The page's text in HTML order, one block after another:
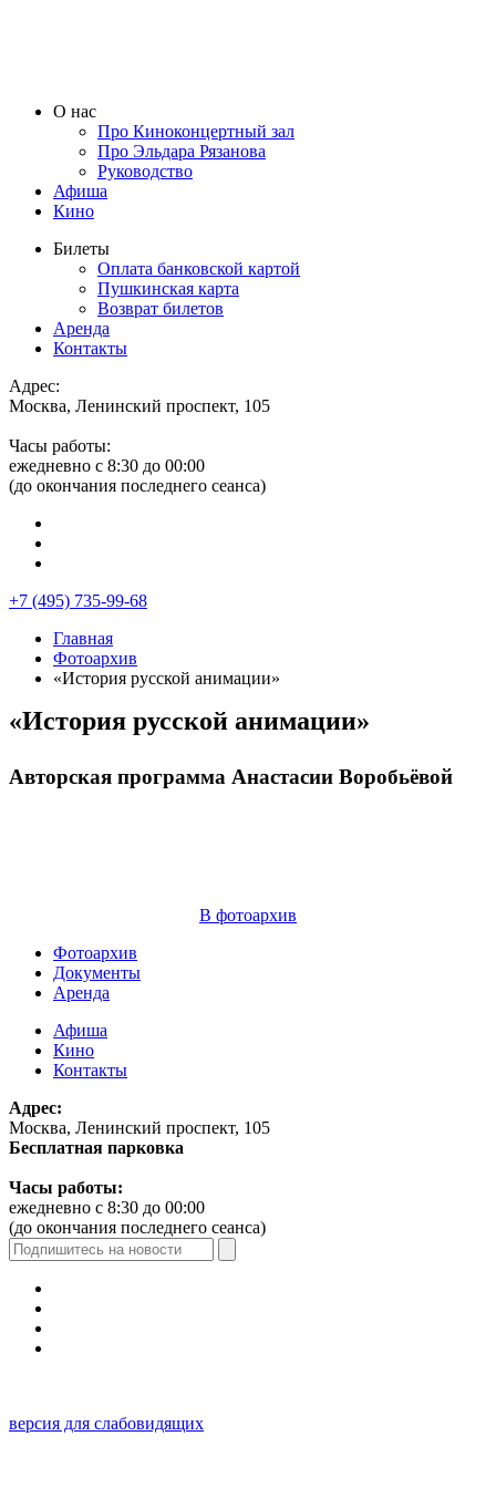
О нас
Про Киноконцертный зал
Про Эльдара Рязанова
Руководство
Афиша
Кино
Билеты
Оплата банковской картой
Пушкинская карта
Возврат билетов
Аренда
Контакты
Адрес:
Москва, Ленинский проспект, 105
Часы работы:
ежедневно с 8:30 до 00:00
(до окончания последнего сеанса)
+7 (495) 735-99-68
Главная
Фотоархив
«История русской анимации»
«История русской анимации»
Авторская программа Анастасии Воробьёвой
В фотоархив
Фотоархив
Документы
Аренда
Афиша
Кино
Контакты
Адрес:
Москва, Ленинский проспект, 105
Бесплатная парковка
Часы работы:
ежедневно с 8:30 до 00:00
(до окончания последнего сеанса)
версия для слабовидящих